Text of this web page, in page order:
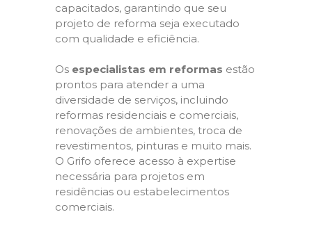
capacitados, garantindo que seu
projeto de reforma seja executado
com qualidade e eficiência.
Os especialistas em reformas estão
prontos para atender a uma
diversidade de serviços, incluindo
reformas residenciais e comerciais,
renovações de ambientes, troca de
revestimentos, pinturas e muito mais.
O Grifo oferece acesso à expertise
necessária para projetos em
residências ou estabelecimentos
comerciais.